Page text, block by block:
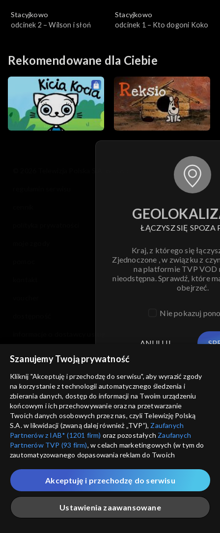
Stacyjkowo
odcinek 2 – Wilson i słoń
Stacyjkowo
odcinek 1 – Kto dogoni Koko
Rekomendowane dla Ciebie
ŁĄCZYSZ SIĘ SPOZA
Kraj, z którego się
Zjednoczone , w związku z
na platformie TVP VOD
nieodstępna. Sprawdź, które
obejrzeć.
Nie pokazuj
ANULUJ
Szanujemy Twoją prywatność
Kliknij "Akceptuję i przechodzę do serwisu", aby wyrazić zgody
na korzystanie z technologii automatycznego śledzenia i
zbierania danych, dostęp do informacji na Twoim urządzeniu
końcowym i ich przechowywanie oraz na przetwarzanie
Twoich danych osobowych przez nas, czyli Telewizję Polską
S.A. w likwidacji (zwaną dalej również „TVP”), Zaufanych
Partnerów z IAB* (1201 firm) oraz pozostałych Zaufanych
Partnerów TVP (93 firm), w celach marketingowych (w tym do
zautomatyzowanego dopasowania reklam do Twoich
które wskazujemy poniżej, a także zgody na udostępnianie
przez nas identyfikatora PPID do Google.
Twoje dane osobowe zbierane podczas odwiedzania przez
Ciebie naszych
poszczególnych serwisówzwanych dalej
„Portalem”, w tym informacje zapisywane za pomocą
Ustawienia zaawansowane
Akceptuję i przechodzę do serwisu